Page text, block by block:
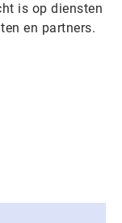
is op diensten
en partners.